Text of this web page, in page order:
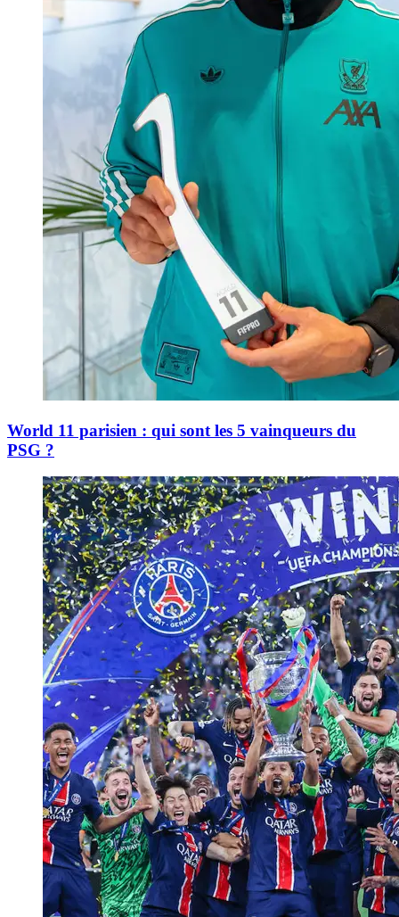
World 11 parisien : qui sont les 5 vainqueurs du
PSG ?